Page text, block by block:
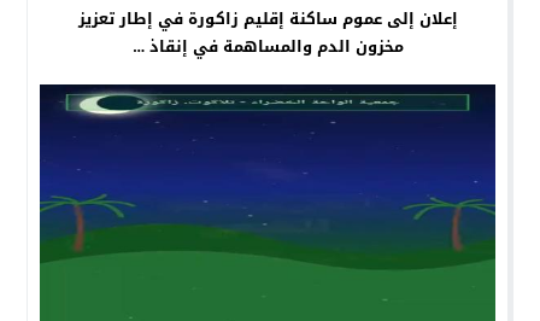
إعلان إلى عموم ساكنة إقليم زاكورة في إطار تعزيز
مخزون الدم والمساهمة في إنقاذ …